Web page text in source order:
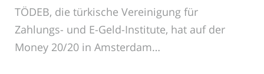
TÖDEB, die türkische Vereinigung für
Zahlungs- und E-Geld-Institute, hat auf der
Money 20/20 in Amsterdam…